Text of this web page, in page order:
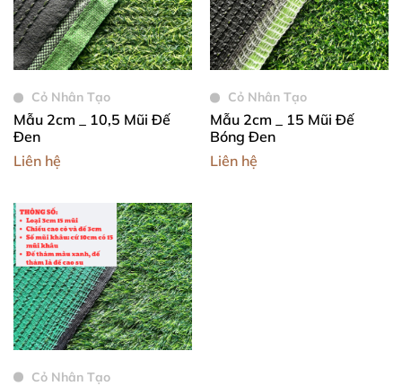
Cỏ Nhân Tạo
Mẫu 2cm _ 10,5 Mũi Đế
Đen
Liên hệ
Cỏ Nhân Tạo
Mẫu 2cm _ 15 Mũi Đế
Bóng Đen
Liên hệ
Cỏ Nhân Tạo